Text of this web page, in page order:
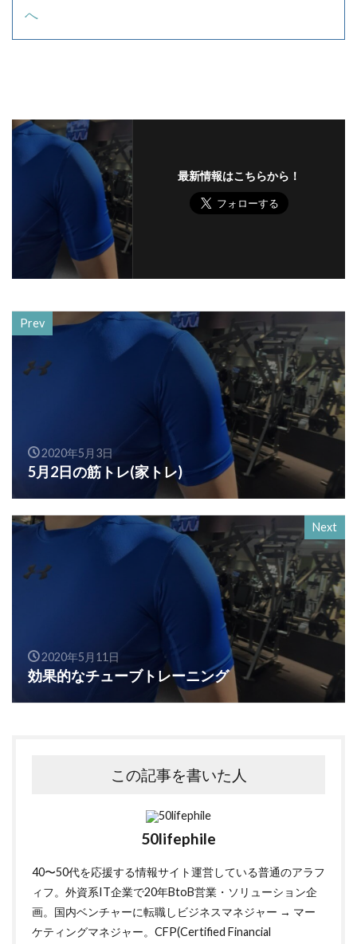
最新情報はこちらから！
Prev
2020年5月3日
5月2日の筋トレ(家トレ)
Next
2020年5月11日
効果的なチューブトレーニング
この記事を書いた人
50lifephile
40〜50代を応援する情報サイト運営している普通のアラフ
ィフ。外資系IT企業で20年BtoB営業・ソリューション企
画。国内ベンチャーに転職しビジネスマネジャー → マー
ケティングマネジャー。CFP(Certified Financial